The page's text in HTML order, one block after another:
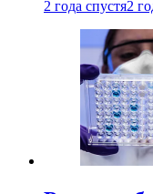
2 года спустя2